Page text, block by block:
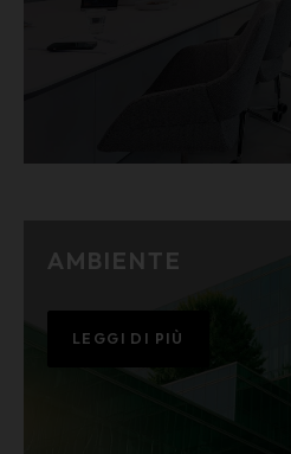
AMBIENTE
LEGGI DI PIÙ